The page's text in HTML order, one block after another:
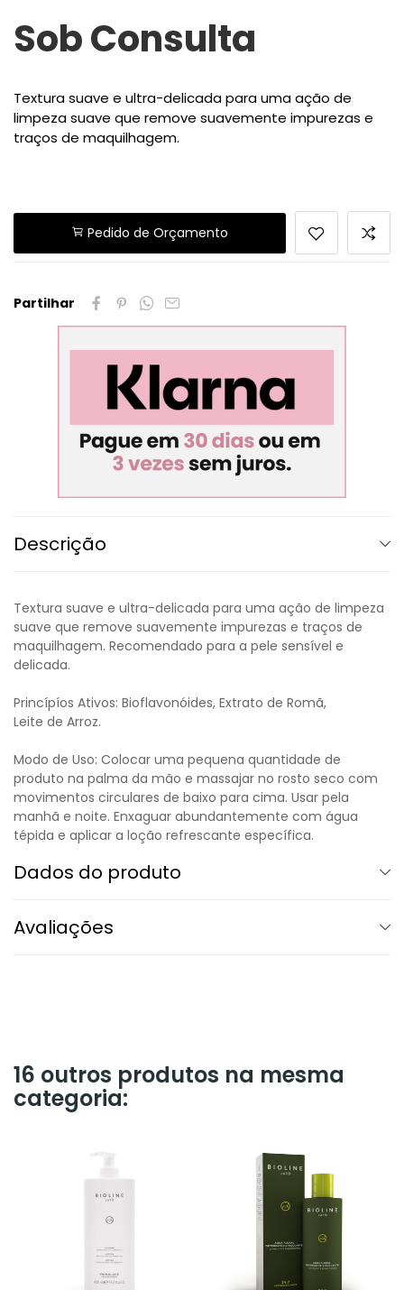
Sob Consulta
Textura suave e ultra-delicada para uma ação de
limpeza suave que remove suavemente impurezas e
traços de maquilhagem.
Pedido de Orçamento
Partilhar
Descrição
Textura suave e ultra-delicada para uma ação de limpeza
suave que remove suavemente impurezas e traços de
maquilhagem. Recomendado para a pele sensível e
delicada.
Princípíos Ativos: Bioflavonóides, Extrato de Romã,
Leite de Arroz.
Modo de Uso: Colocar uma pequena quantidade de
produto na palma da mão e massajar no rosto seco com
movimentos circulares de baixo para cima. Usar pela
manhã e noite. Enxaguar abundantemente com água
tépida e aplicar a loção refrescante específica.
Dados do produto
Avaliações
16 outros produtos na mesma
categoria: